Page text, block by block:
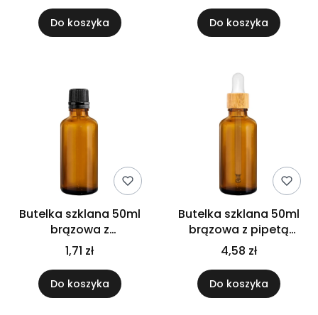
Do koszyka Do koszyka
Butelka szklana 50ml
brązowa z
kroplomierzem
czarnym
1,71 zł
Do koszyka
Butelka szklana 50ml
brązowa z pipetą
bambusową
4,58 zł
Do koszyka